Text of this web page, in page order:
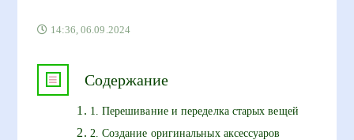
14:36, 06.09.2024
Содержание
1. Перешивание и переделка старых вещей
2. Создание оригинальных аксессуаров